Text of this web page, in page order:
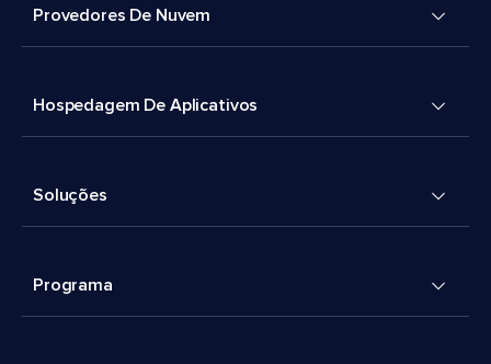
Provedores De Nuvem
Hospedagem De Aplicativos
Soluções
Programa